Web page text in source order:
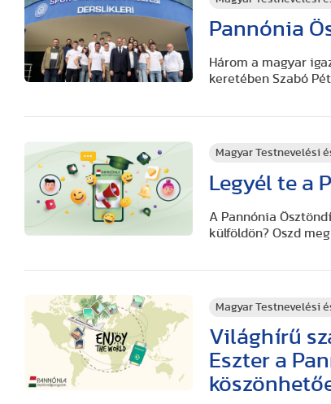
Pannónia
Három a magyar
keretében Szabó
Magyar Testnevelési
Legyél te a
A Pannónia
külföldön? Oszd
Magyar Testnevelési
Világhírű
Eszter a